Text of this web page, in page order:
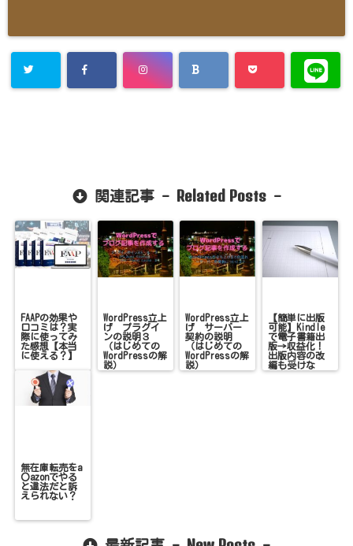
関連記事 - Related Posts-
FAAPの効果や
口コミは？実
際に使ってみ
た感想【本当
に使える？】
WordPress立上
げ プラグイ
ンの説明３
（はじめての
WordPressの解
説）
WordPress立上
げ サーバー
契約の説明
（はじめての
WordPressの解
説）
【簡単に出版
可能】Kindle
で電子書籍出
版→収益化！
出版内容の改
編も受けな
い！
無在庫転売をa
〇azonでやる
と違法だと訴
えられない？